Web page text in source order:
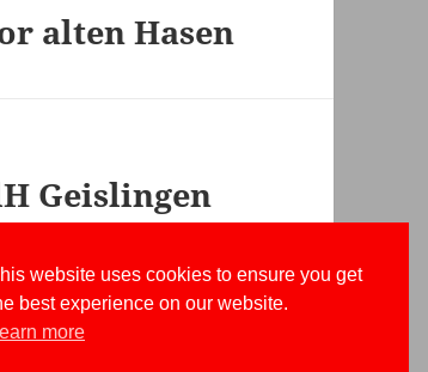
alten Hasen
Geislingen
website uses cookies to ensure you get
best experience on our website.
more